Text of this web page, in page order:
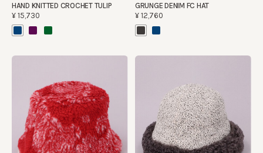
HAND KNITTED CROCHET TULIP
¥15,730
GRUNGE DENIM FC HAT
¥12,760